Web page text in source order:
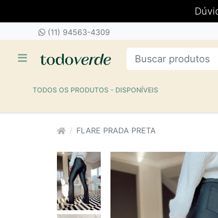
(11) 94563-4309
TODOS OS PRODUTOS - DISPONÍVEIS
FLARE PRADA PRETA